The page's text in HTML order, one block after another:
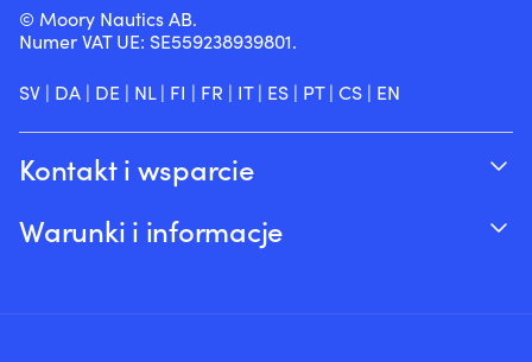
© Moory Nautics AB.
Numer VAT UE: SE559238939801.
SV | DA | DE | NL| FI | FR | IT| ES | PT| CS | EN
Kontakt i wsparcie
Warunki i informacje